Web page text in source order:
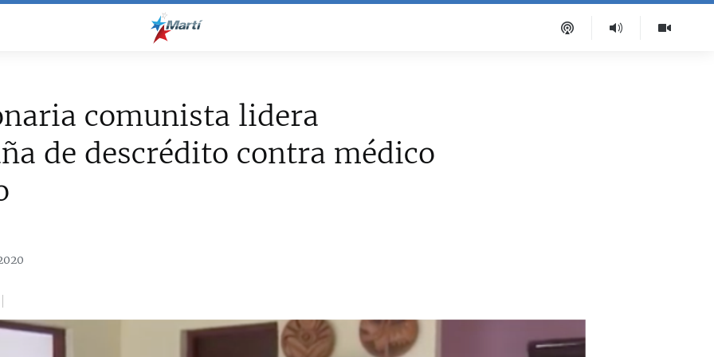
comunista lidera
de descrédito contra médico